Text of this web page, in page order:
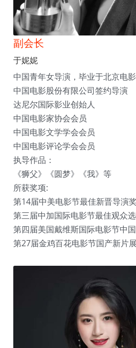
副会长
于妮妮
中国青年女导演，毕业于北京电影
中国电影股份有限公司签约导演
达尼尔国际影业创始人
中国电影家协会会员
中国电影文学学会会员
中国电影评论学会会员
执导作品：
《狮父》《圆梦》《我》等
所获奖项:
第14届中美电影节最佳新晋导演奖
第三届中加国际电影节最佳观众
第四届美国戴维斯国际电影节中
第27届金鸡百花电影节国产新片